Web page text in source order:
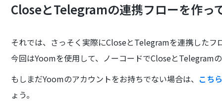
CloseとTelegramの連携フローを作っ
それでは、さっそく実際にCloseとTelegramを連携したフ
今回はYoomを使用して、ノーコードでCloseとTelegram
もしまだYoomのアカウントをお持ちでない場合は、 こち
ょう。